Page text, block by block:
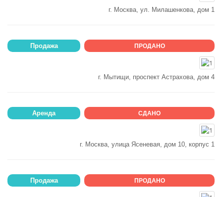
г. Москва, ул. Милашенкова, дом 1
Продажа ПРОДАНО
г. Мытищи, проспект Астрахова, дом 4
Аренда СДАНО
г. Москва, улица Ясеневая, дом 10, корпус 1
Продажа ПРОДАНО